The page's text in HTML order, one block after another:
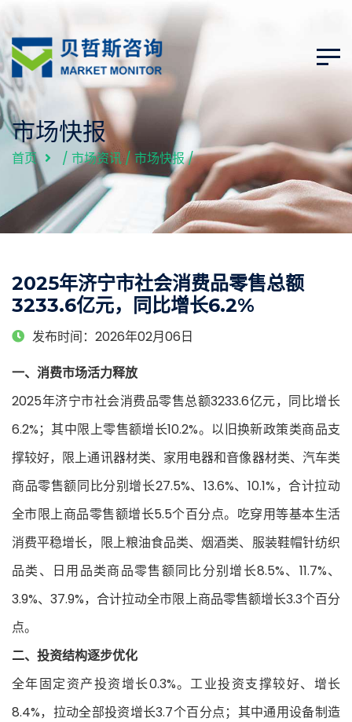
市场快报
首页 / 市场资讯/市场快报/
2025年济宁市社会消费品零售总额
3233.6亿元，同比增长6.2%
发布时间：2026年02月06日
一、消费市场活力释放
2025年济宁市社会消费品零售总额3233.6亿元，同比增长
6.2%；其中限上零售额增长10.2%。以旧换新政策类商品支
撑较好，限上通讯器材类、家用电器和音像器材类、汽车类
商品零售额同比分别增长27.5%、13.6%、10.1%，合计拉动
全市限上商品零售额增长5.5个百分点。吃穿用等基本生活
消费平稳增长，限上粮油食品类、烟酒类、服装鞋帽针纺织
品类、日用品类商品零售额同比分别增长8.5%、11.7%、
3.9%、37.9%，合计拉动全市限上商品零售额增长3.3个百分
点。
二、投资结构逐步优化
全年固定资产投资增长0.3%。工业投资支撑较好、增长
8.4%，拉动全部投资增长3.7个百分点；其中通用设备制造